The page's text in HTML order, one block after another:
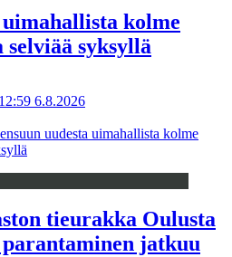
uimahallista kolme
syksyllä
6.8.2026
uudesta uimahallista kolme
tieurakka Oulusta
jatkuu